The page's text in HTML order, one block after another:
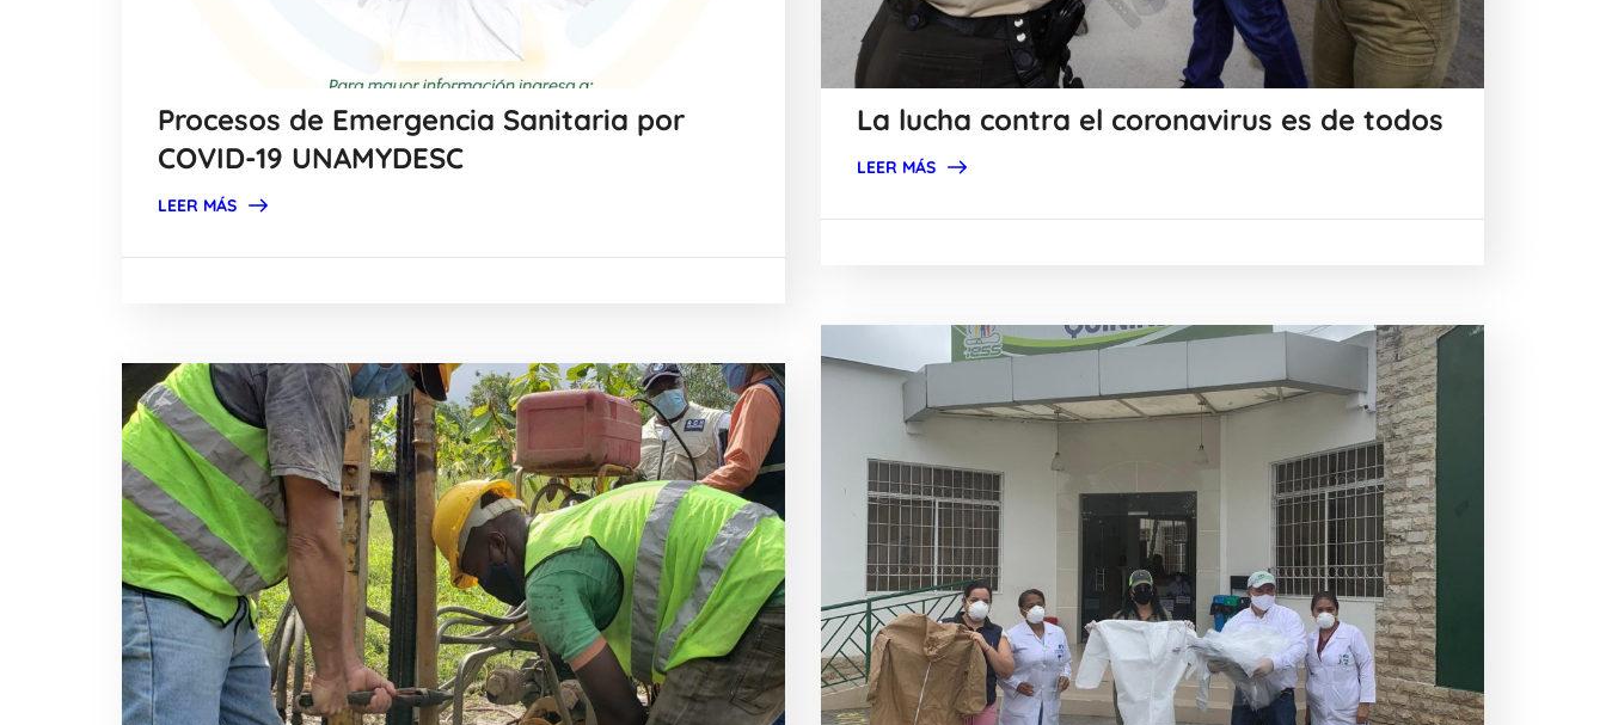
Procesos de Emergencia Sanitaria por
COVID-19 UNAMYDESC
LEER MÁS
La lucha contra el coronavirus es de todos
LEER MÁS